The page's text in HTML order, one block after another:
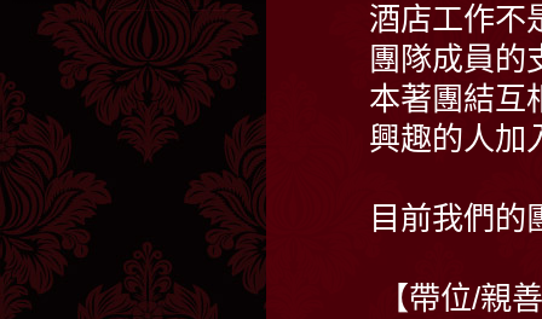
酒店工作不
團隊成員的
本著團結互
興趣的人加
目前我們的
【帶位/親